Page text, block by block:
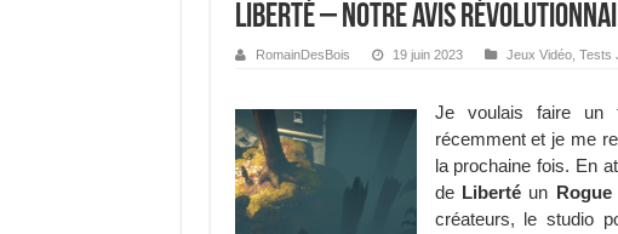
Liberté – Notre avis
RomainDesBois 19 juin 2023 Jeux Vidéo, Tests
Je voulais faire un
récemment et je me
la prochaine fois. En
de Liberté un
créateurs, le studio